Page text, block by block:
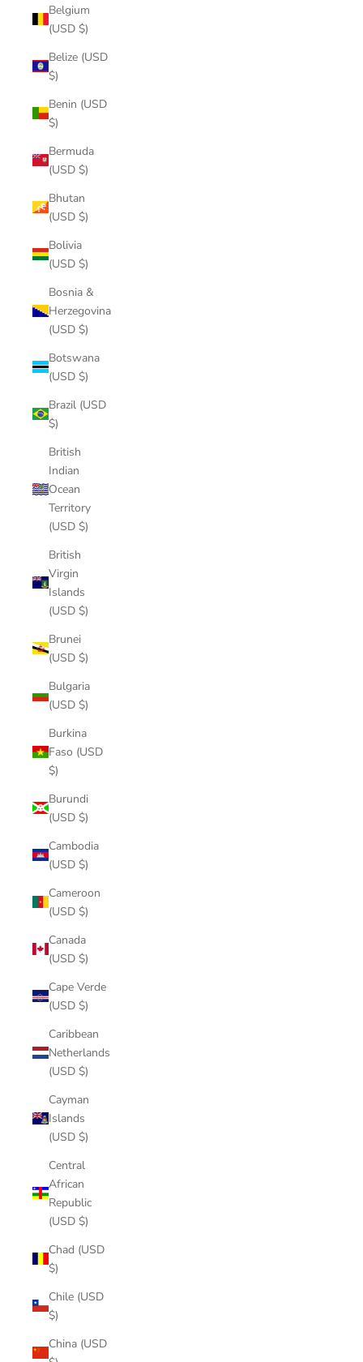
Belgium
(USD $)
Belize (USD
$)
Benin (USD
$)
Bermuda
(USD $)
Bhutan
(USD $)
Bolivia
(USD $)
Bosnia &
Herzegovina
(USD $)
Botswana
(USD $)
Brazil (USD
$)
British
Indian
Ocean
Territory
(USD $)
British
Virgin
Islands
(USD $)
Brunei
(USD $)
Bulgaria
(USD $)
Burkina
Faso (USD
$)
Burundi
(USD $)
Cambodia
(USD $)
Cameroon
(USD $)
Canada
(USD $)
Cape Verde
(USD $)
Caribbean
Netherlands
(USD $)
Cayman
Islands
(USD $)
Central
African
Republic
(USD $)
Chad (USD
$)
Chile (USD
$)
China (USD